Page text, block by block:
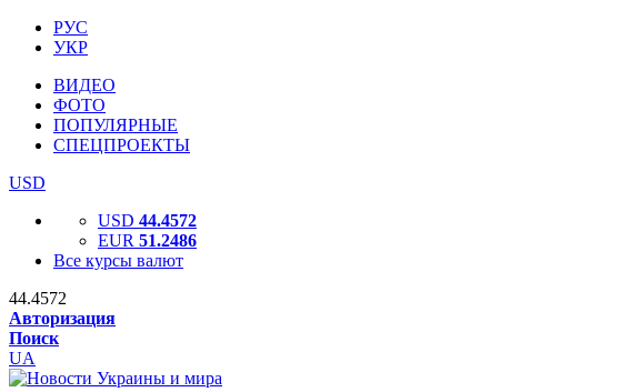
РУС
УКР
ВИДЕО
ФОТО
ПОПУЛЯРНЫЕ
СПЕЦПРОЕКТЫ
USD
USD 44.4572
EUR 51.2486
Все курсы валют
44.4572
Авторизация
Поиск
UA